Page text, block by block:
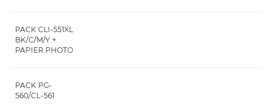
PACK CLI-551XL
BK/C/M/Y +
PAPIER PHOTO
PACK PG-
560/CL-561